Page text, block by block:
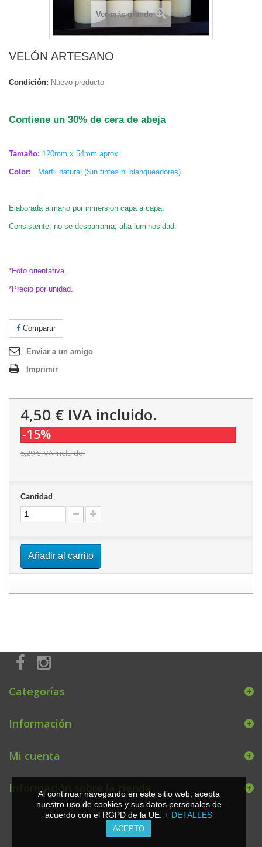
Ver más grande
VELÓN ARTESANO
Condición: Nuevo producto
Contiene un 30% de cera de abeja
Tamaño: 120mm x 54mm aprox.
Color: Marfil natural (Sin tintes ni blanqueadores)
Elaborada a mano por inmersión capa a capa.
Consistente, no se desparrama, alta luminosidad.
*Foto orientativa.
*Precio por unidad.
Compartir
Enviar a un amigo
Imprimir
4,50 € IVA incluido.
-15%
5,29 €IVA incluido.
Cantidad
Añadir al carrito
Categorías
Información
Mi cuenta
Información sobre la tienda
Al continuar navegando en este sitio web, acepta
nuestro uso de cookies y sus datos personales de
acuerdo con el RGPD de la UE. + DETALLES
ACEPTO